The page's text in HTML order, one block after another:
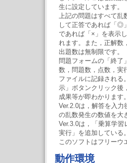
生に設定しています。
上記の問題はすべて乱
して正答であれば「◎
であれば「×」を表示
れます。また，正解数
出題数は無制限です。
問題フォームの「終了
数，問題数，点数，実
ファイルに記録される
示」ボタンクリック後
成果等が即わかります。
Ver.2.0は，解答を入
の乱数発生の数値を大
Ver.3.0は，「乗算学
実行」を追加している。
このソフトはフリーウ
動作環境